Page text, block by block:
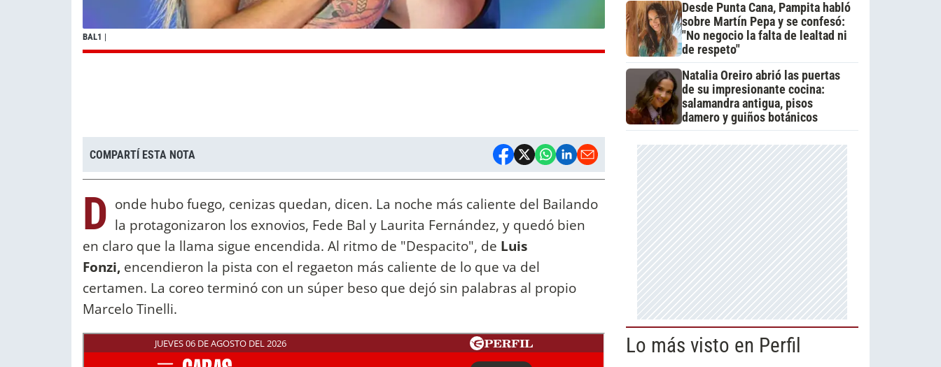
BAL1 |
COMPARTÍ ESTA NOTA
D onde hubo fuego, cenizas quedan, dicen. La noche más caliente del Bailando
la protagonizaron los exnovios, Fede Bal y Laurita Fernández, y quedó bien
en claro que la llama sigue encendida. Al ritmo de "Despacito", de Luis
Fonzi, encendieron la pista con el regaeton más caliente de lo que va del
certamen. La coreo terminó con un súper beso que dejó sin palabras al propio
Marcelo Tinelli.
Desde Punta Cana, Pampita habló
sobre Martín Pepa y se confesó:
"No negocio la falta de lealtad ni
de respeto"
Natalia Oreiro abrió las puertas
de su impresionante cocina:
salamandra antigua, pisos
damero y guiños botánicos
Lo más visto en Perfil